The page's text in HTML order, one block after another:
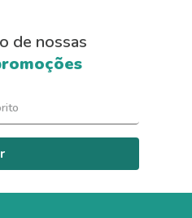
de nossas